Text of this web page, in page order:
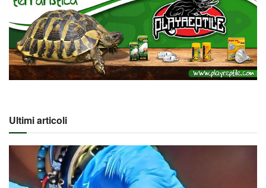
Ultimi articoli